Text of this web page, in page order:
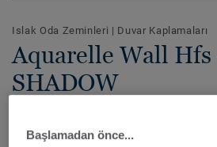
Islak Oda Zeminleri | Duvar Kaplamaları
Aquarelle Wall Hfs
SHADOW
seçenekleriyle sağlık ve yaşlı
Başlamadan önce...